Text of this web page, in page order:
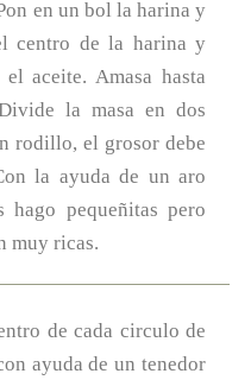
en un bol la harina y
centro de la harina y
aceite. Amasa hasta
la masa en dos
rodillo, el grosor debe
la ayuda de un aro
hago pequeñitas pero
muy ricas.
de cada circulo de
ayuda de un tenedor